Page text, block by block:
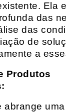
Ela
das
das
de
a
Produtos
abrange